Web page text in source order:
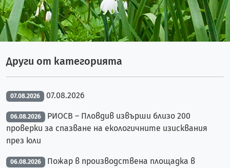
Други от категорията
07.08.2026 07.08.2026
06.08.2026
РИОСВ – Пловдив извърши близо 200
проверки за спазване на екологичните изисквания
през юли
06.08.2026
Пожар в производствена площадка в